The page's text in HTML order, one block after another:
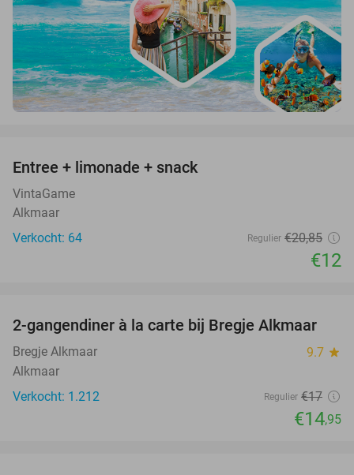
Entree + limonade + snack
VintaGame
Alkmaar
Verkocht: 64
Regulier €20,85
€12
12%
2-gangendiner à la carte bij Bregje Alkmaar
Bregje Alkmaar 9.7 star
Alkmaar
Verkocht: 1.212
Regulier €17
€14,95